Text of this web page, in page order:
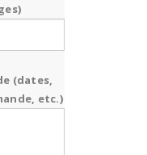
(dates,
etc.)